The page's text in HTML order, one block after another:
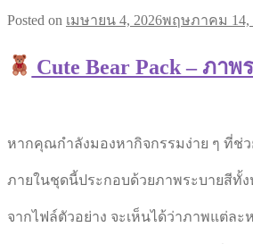
Posted on เมษายน 4, 2026พฤษภาคม 14,
Cute Bear Pack – ภา
หากคุณกำลังมองหากิจกรรมง่าย ๆ ที่ช่
ภายในชุดนี้ประกอบด้วยภาพระบายสีทั้
จากไฟล์ตัวอย่าง จะเห็นได้ว่าภาพแต่ล